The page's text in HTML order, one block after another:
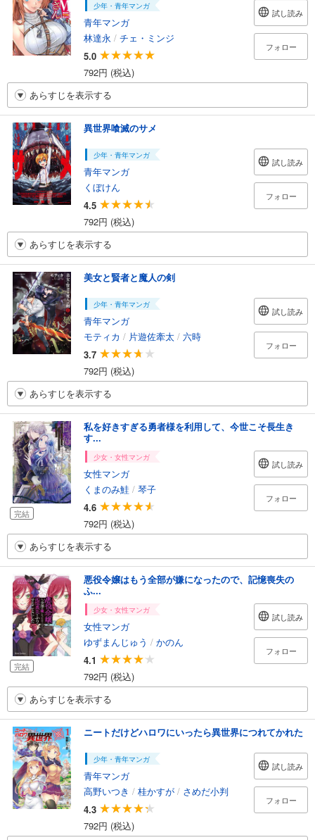
少年・青年マンガ
青年マンガ
林達永 / チェ・ミンジ
5.0
792円 (税込)
試し読み
フォロー
あらすじを表示する
異世界喰滅のサメ
少年・青年マンガ
青年マンガ
くぼけん
4.5
792円 (税込)
試し読み
フォロー
あらすじを表示する
美女と賢者と魔人の剣
少年・青年マンガ
青年マンガ
モティカ / 片遊佐牽太 / 六時
3.7
792円 (税込)
試し読み
フォロー
あらすじを表示する
完結
私を好きすぎる勇者様を利用して、今世こそ長生き
す...
少女・女性マンガ
女性マンガ
くまのみ鮭 / 琴子
4.6
792円 (税込)
試し読み
フォロー
あらすじを表示する
完結
悪役令嬢はもう全部が嫌になったので、記憶喪失の
ふ...
少女・女性マンガ
女性マンガ
ゆずまんじゅう / かのん
4.1
792円 (税込)
試し読み
フォロー
あらすじを表示する
ニートだけどハロワにいったら異世界につれてかれた
少年・青年マンガ
青年マンガ
高野いつき / 桂かすが / さめだ小判
4.3
792円 (税込)
試し読み
フォロー